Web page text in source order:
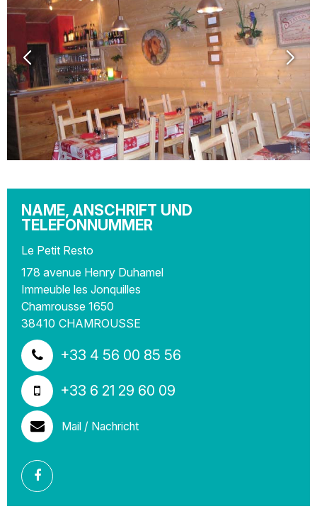
NAME, ANSCHRIFT UND
TELEFONNUMMER
Le Petit Resto
178 avenue Henry Duhamel
Immeuble les Jonquilles
Chamrousse 1650
38410 CHAMROUSSE
+33 4 56 00 85 56
+33 6 21 29 60 09
Mail / Nachricht